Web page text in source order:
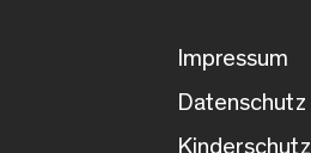
Impressum
Datenschutz
Kinderschutz